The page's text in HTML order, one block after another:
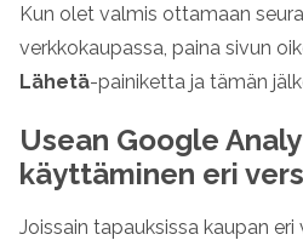
Kun olet valmis ottamaan
verkkokaupassa, paina sivun
Lähetä-painiketta ja tämän
Usean Google
käyttäminen eri
Joissain tapauksissa kaupan